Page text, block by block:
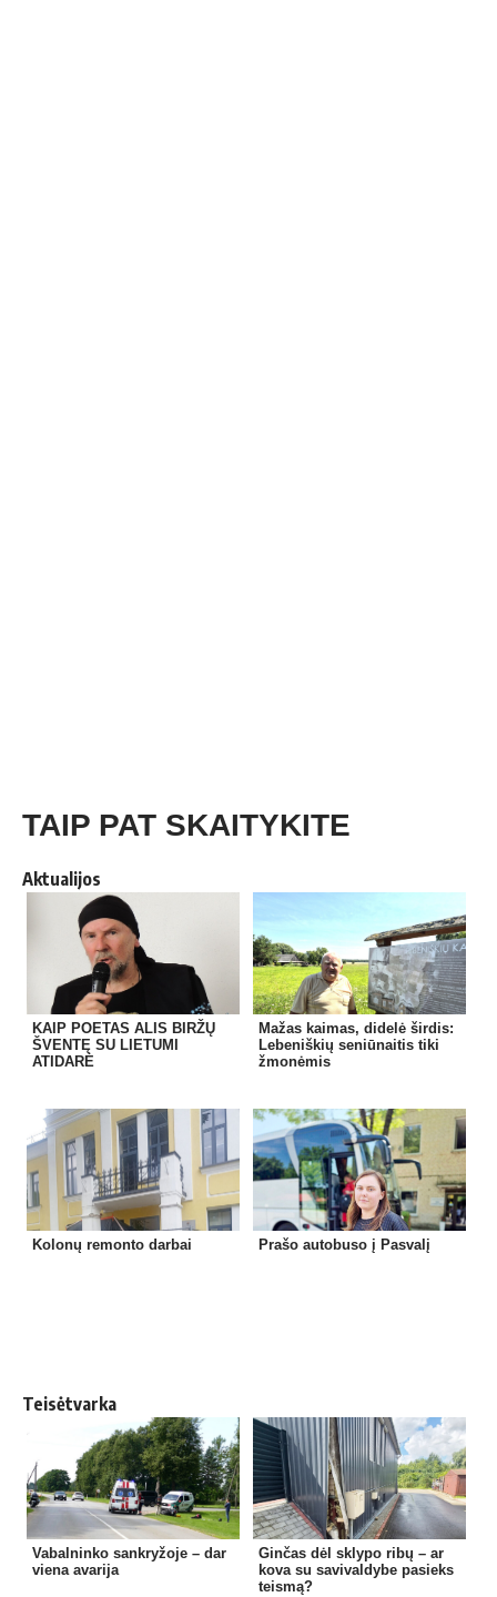
TAIP PAT SKAITYKITE
Aktualijos
KAIP POETAS ALIS BIRŽŲ
ŠVENTĘ SU LIETUMI
ATIDARĖ
Mažas kaimas, didelė širdis:
Lebeniškių seniūnaitis tiki
žmonėmis
Kolonų remonto darbai Prašo autobuso į Pasvalį
Teisėtvarka
Vabalninko sankryžoje – dar
viena avarija
Ginčas dėl sklypo ribų – ar
kova su savivaldybe pasieks
teismą?